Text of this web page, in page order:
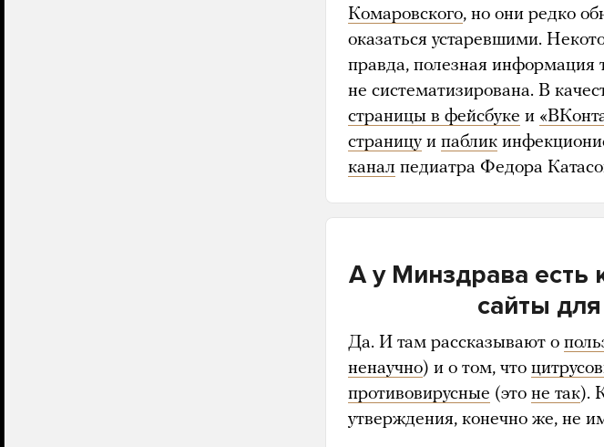
Комаровского, но они редко
оказаться устаревшими.
правда, полезная информация
не систематизирована. В
страницы в фейсбуке и
страницуи паблик
канал педиатра Федора
А у Минздрава есть
сайты
Да. И там рассказывают о
ненаучно) и о том, что
противовирусные (это не так).
утверждения, конечно же, не